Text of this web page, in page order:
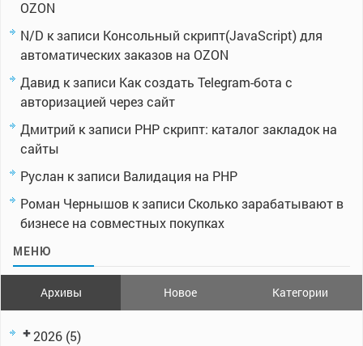
OZON
N/D к записи Консольный скрипт(JavaScript) для
автоматических заказов на OZON
Давид к записи Как создать Telegram-бота с
авторизацией через сайт
Дмитрий к записи PHP скрипт: каталог закладок на
сайты
Руслан к записи Валидация на PHP
Роман Чернышов к записи Сколько зарабатывают в
бизнесе на совместных покупках
МЕНЮ
Архивы Новое Категории
2026 (5)